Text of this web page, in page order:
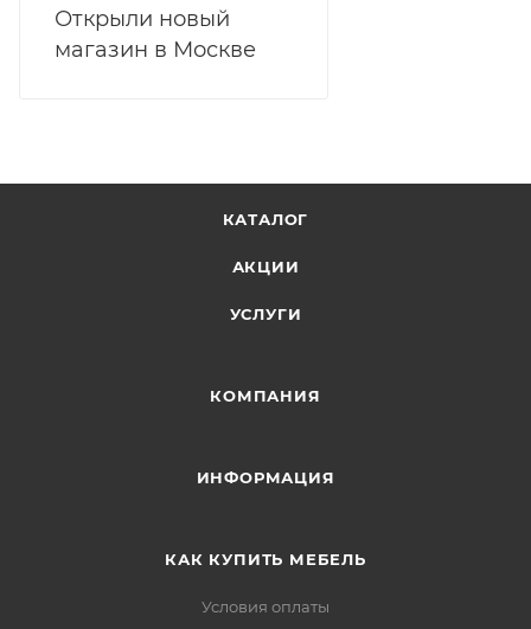
Открыли новый
магазин в Москве
КАТАЛОГ
АКЦИИ
УСЛУГИ
КОМПАНИЯ
ИНФОРМАЦИЯ
КАК КУПИТЬ МЕБЕЛЬ
Условия оплаты